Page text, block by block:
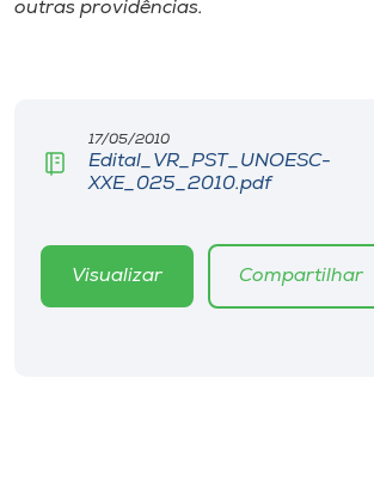
Rádio
Museu
outras providências.
17/05/2010
Edital_VR_PST_UNOESC-
XXE_025_2010.pdf
Visualizar Compartilhar